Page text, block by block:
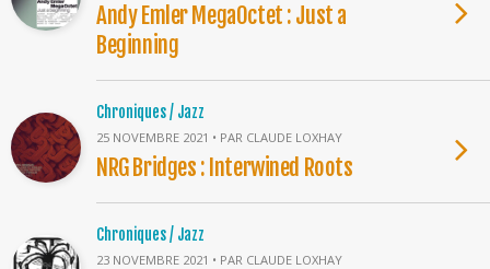
Andy Emler MegaOctet : Just a
Beginning
Chroniques / Jazz
25 NOVEMBRE 2021 • PAR CLAUDE LOXHAY
NRG Bridges : Interwined Roots
Chroniques / Jazz
23 NOVEMBRE 2021 • PAR CLAUDE LOXHAY